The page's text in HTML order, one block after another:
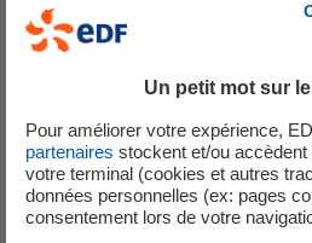
avéré.
En raison des difficultés
du site de Flamanville 1&2 a
significatif sûreté de niveau 0
compte 7, le 8 juillet 2025
ESS Non-respect de la
Un petit mot sur
Pour améliorer votre expérience,
partenaires stockent et/ou
votre terminal (cookies et autres
données personnelles (ex: pages
consentement lors de votre